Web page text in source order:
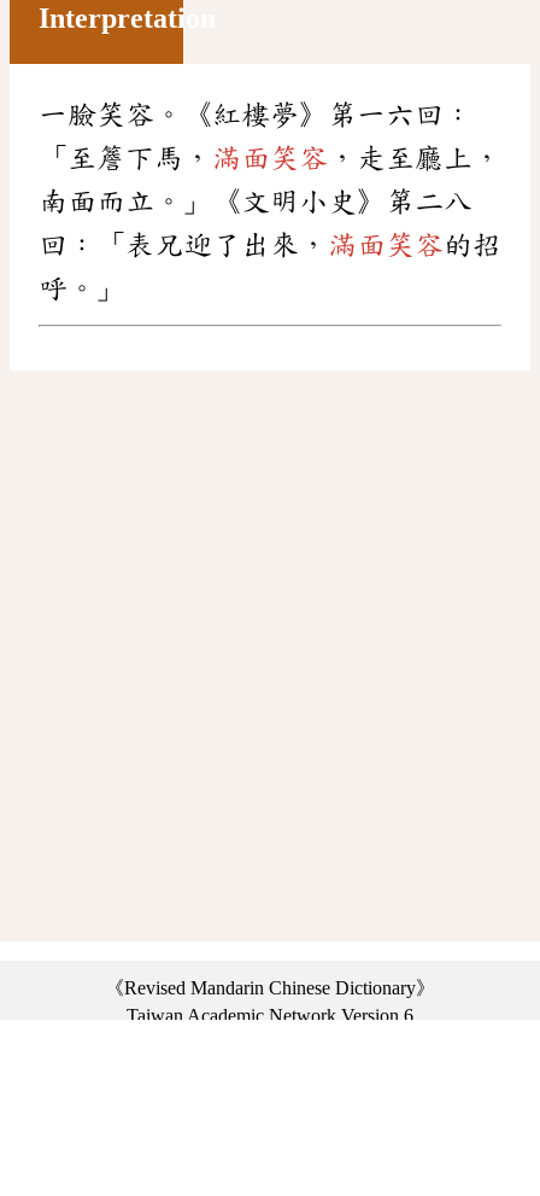
Interpretation
一臉笑容。《紅樓夢》第一六回：
「至簷下馬， 滿面笑容 ，走至廳上，
南面而立。」《文明小史》第二八
回：「表兄迎了出來， 滿面笑容的招
呼。」
《Revised Mandarin Chinese Dictionary》
Taiwan Academic Network Version 6